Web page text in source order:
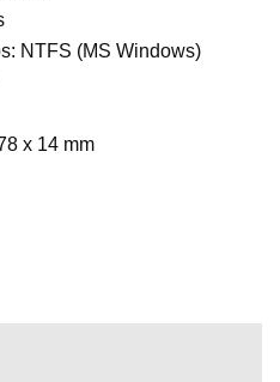
NTFS (MS Windows)
x 14 mm